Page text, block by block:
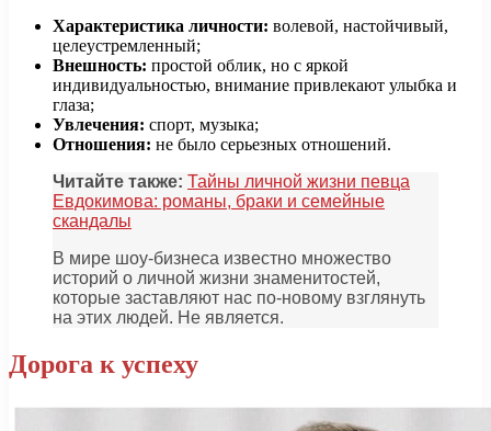
Характеристика личности: волевой, настойчивый,
целеустремленный;
Внешность: простой облик, но с яркой
индивидуальностью, внимание привлекают улыбка и
глаза;
Увлечения: спорт, музыка;
Отношения: не было серьезных отношений.
Читайте также: Тайны личной жизни певца
Евдокимова: романы, браки и семейные
скандалы
В мире шоу-бизнеса известно множество
историй о личной жизни знаменитостей,
которые заставляют нас по-новому взглянуть
на этих людей. Не является.
Дорога к успеху